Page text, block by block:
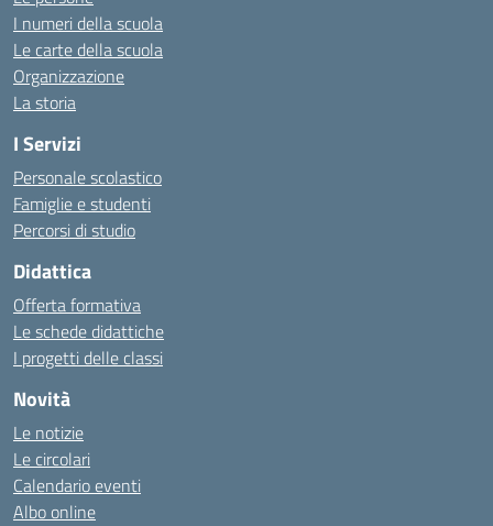
I numeri della scuola
Le carte della scuola
Organizzazione
La storia
I Servizi
Personale scolastico
Famiglie e studenti
Percorsi di studio
Didattica
Offerta formativa
Le schede didattiche
I progetti delle classi
Novità
Le notizie
Le circolari
Calendario eventi
Albo online